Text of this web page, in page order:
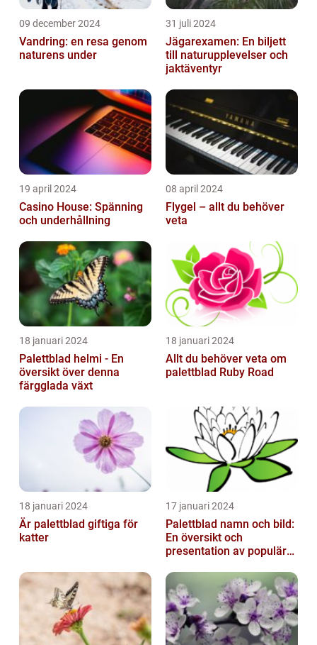
09 december 2024
Vandring: en resa genom
naturens under
31 juli 2024
Jägarexamen: En biljett
till naturupplevelser och
jaktäventyr
19 april 2024
Casino House: Spänning
och underhållning
08 april 2024
Flygel – allt du behöver
veta
18 januari 2024
Palettblad helmi - En
översikt över denna
färgglada växt
18 januari 2024
Allt du behöver veta om
palettblad Ruby Road
18 januari 2024
Är palettblad giftiga för
katter
17 januari 2024
Palettblad namn och bild:
En översikt och
presentation av populära